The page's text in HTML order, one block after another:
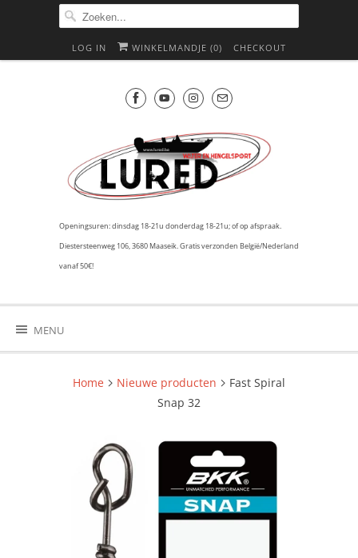
LOG IN WINKELMANDJE (0) CHECKOUT
Openingsuren: dinsdag 18-21u donderdag 18-21u; of op afspraak.
Diestersteenweg 106, 3680 Maaseik. Gratis verzonden België/Nederland
vanaf 50€!
MENU
Home Nieuwe producten
Fast Spiral
Snap 32